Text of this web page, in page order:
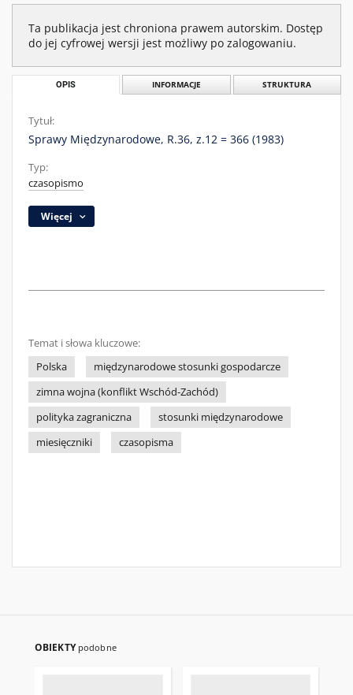
Ta publikacja jest chroniona prawem autorskim. Dostęp
do jej cyfrowej wersji jest możliwy po zalogowaniu.
OPIS INFORMACJE STRUKTURA
Tytuł:
Sprawy Międzynarodowe, R.36, z.12 = 366 (1983)
Typ:
czasopismo
Więcej
Temat i słowa kluczowe:
Polska
międzynarodowe stosunki gospodarcze
zimna wojna (konflikt Wschód-Zachód)
polityka zagraniczna
stosunki międzynarodowe
miesięczniki
czasopisma
OBIEKTY podobne